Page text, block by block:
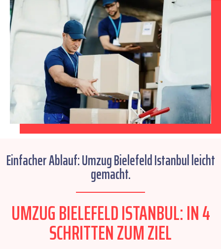
Einfacher Ablauf: Umzug Bielefeld Istanbul leicht
gemacht.
UMZUG BIELEFELD ISTANBUL: IN 4
SCHRITTEN ZUM ZIEL